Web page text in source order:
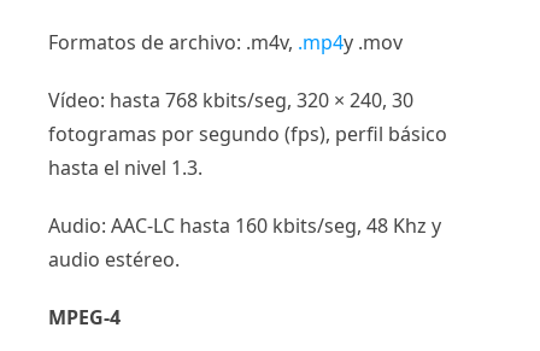
Formatos de archivo: .m4v, .mp4y .mov
Vídeo: hasta 768 kbits/seg, 320 × 240, 30
fotogramas por segundo (fps), perfil básico
hasta el nivel 1.3.
Audio: AAC-LC hasta 160 kbits/seg, 48 Khz y
audio estéreo.
MPEG-4